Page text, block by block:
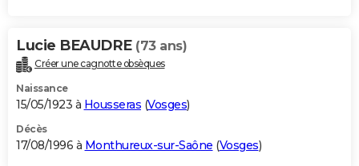
Lucie BEAUDRE (73 ans)
Créer une cagnotte obsèques
Naissance
15/05/1923 à Housseras (Vosges)
Décès
17/08/1996 à Monthureux-sur-Saône (Vosges)